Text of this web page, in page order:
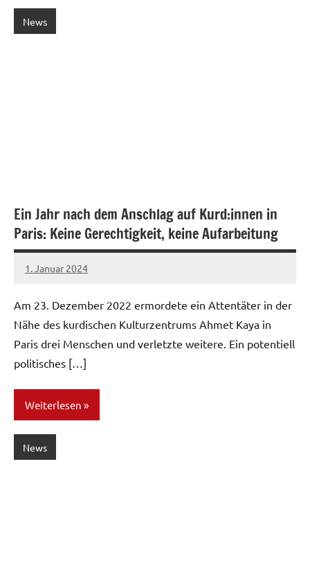
News
Ein Jahr nach dem Anschlag auf Kurd:innen in
Paris: Keine Gerechtigkeit, keine Aufarbeitung
1. Januar 2024
network
Am 23. Dezember 2022 ermordete ein Attentäter in der
Nähe des kurdischen Kulturzentrums Ahmet Kaya in
Paris drei Menschen und verletzte weitere. Ein potentiell
politisches […]
Weiterlesen
News